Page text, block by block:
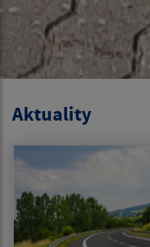
Aktuality